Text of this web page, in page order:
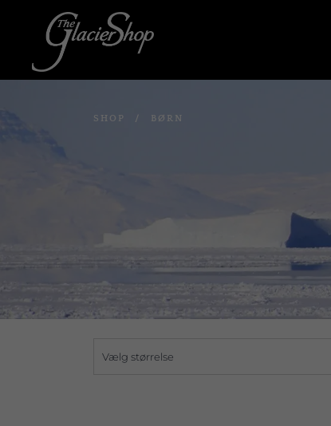
SHOP / BØRN
Vælg størrelse